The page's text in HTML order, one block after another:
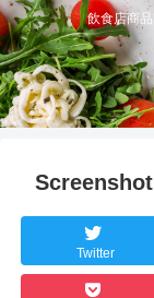
飲食店商
Screenshot
Twitter